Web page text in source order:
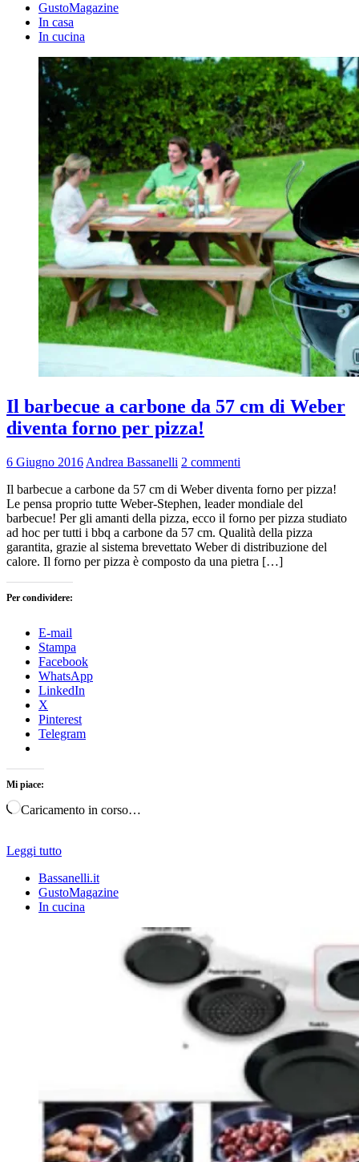
GustoMagazine
In casa
In cucina
Il barbecue a carbone da 57 cm di Weber
diventa forno per pizza!
6 Giugno 2016 Andrea Bassanelli 2 commenti
Il barbecue a carbone da 57 cm di Weber diventa forno per pizza!
Le pensa proprio tutte Weber-Stephen, leader mondiale del
barbecue! Per gli amanti della pizza, ecco il forno per pizza studiato
ad hoc per tutti i bbq a carbone da 57 cm. Qualità della pizza
garantita, grazie al sistema brevettato Weber di distribuzione del
calore. Il forno per pizza è composto da una pietra […]
Per condividere:
E-mail
Stampa
Facebook
WhatsApp
LinkedIn
X
Pinterest
Telegram
Mi piace:
Caricamento in corso…
Leggi tutto
Bassanelli.it
GustoMagazine
In cucina